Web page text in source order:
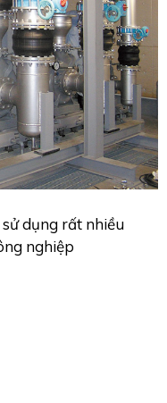
dụng rất nhiều
nghiệp